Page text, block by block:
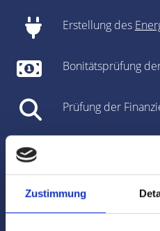
Zustimmung
Erstellung des
Bonitätsprüfung
Prüfung der
Unterstützung bei
Vorbereitung des